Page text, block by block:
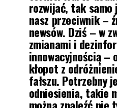
rozwijać, tak
nasz przeciwnik –
newsów. Dziś – w
zmianami i
innowacyjnością –
kłopot z
fałszu. Potrzebny
odniesienia, takie